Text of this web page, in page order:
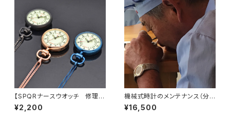
【SPQRナースウオッチ 修理】
作業終了後にお手続きをお願い
します
¥2,200
機械式時計のメンテナンス（分
解洗浄）作業終了後にお手続き
いただきます
¥16,500